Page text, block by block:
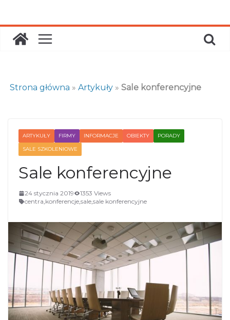
content
Strona główna »Artykuły »Sale konferencyjne
ARTYKUŁY FIRMY INFORMACJE OBIEKTY
PORADY
SALE SZKOLENIOWE
Sale konferencyjne
24 stycznia 2019
1353 Views
centra,konferencje,sale,sale konferencyjne